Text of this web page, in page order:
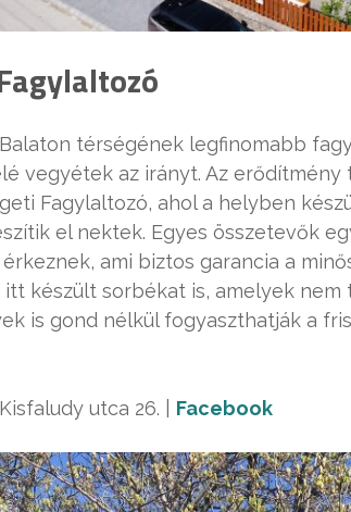
térségének legfinomabb
vegyétek az irányt. Az
Fagylaltozó, ahol a helyben
el nektek. Egyes összetevők
ami biztos garancia a
itt készült sorbékat is, amelyek
is gond nélkül fogyaszthatják a
utca 26. | Facebook